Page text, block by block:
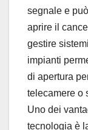
segnale e
aprire il
gestire
impianti
di apertura
telecamere o
Uno dei
tecnologia è